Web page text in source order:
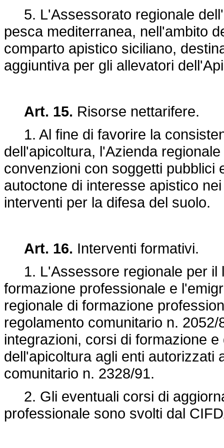
5. L'Assessorato regionale
pesca mediterranea, nell'ambito
comparto apistico siciliano,
aggiuntiva per gli allevatori
Art. 15. Risorse nettarifere.
1. Al fine di favorire la
dell'apicoltura, l'Azienda
convenzioni con soggetti pubblici
autoctone di interesse apistico
interventi per la difesa del suolo.
Art. 16. Interventi formativi.
1. L'Assessore regionale per il
formazione professionale e
regionale di formazione
regolamento comunitario n. 2052/
integrazioni, corsi di formazione
dell'apicoltura agli enti
comunitario n. 2328/91.
2. Gli eventuali corsi di
professionale sono svolti dal